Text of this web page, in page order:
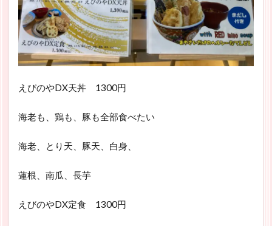
えびのやDX天丼 1300円
海老も、鶏も、豚も全部食べたい
海老、とり天、豚天、白身、
蓮根、南瓜、長芋
えびのやDX定食 1300円